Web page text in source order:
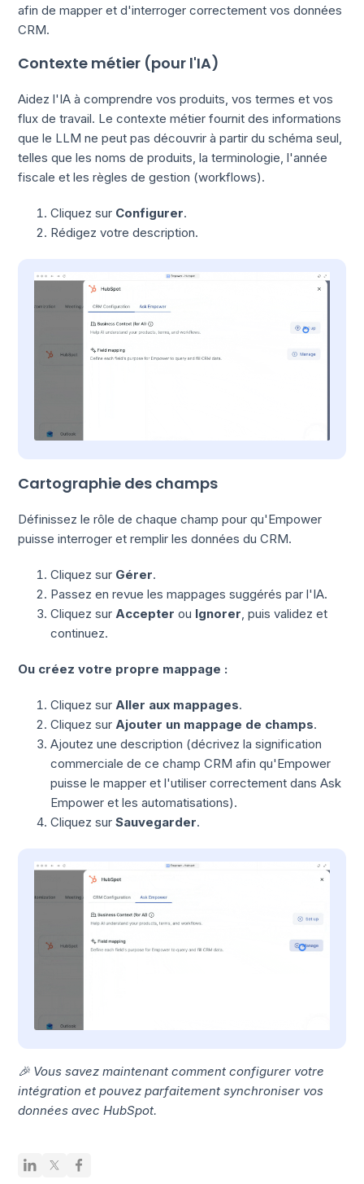
afin de mapper et d'interroger correctement vos données
CRM.
Contexte métier (pour l'IA)
Aidez l'IA à comprendre vos produits, vos termes et vos
flux de travail. Le contexte métier fournit des informations
que le LLM ne peut pas découvrir à partir du schéma seul,
telles que les noms de produits, la terminologie, l'année
fiscale et les règles de gestion (workflows).
Cliquez sur Configurer.
Rédigez votre description.
Cartographie des champs
Définissez le rôle de chaque champ pour qu'Empower
puisse interroger et remplir les données du CRM.
Cliquez sur Gérer.
Passez en revue les mappages suggérés par l'IA.
Cliquez surAccepter ou Ignorer, puis validez et
continuez.
Ou créez votre propre mappage :
Cliquez surAller aux mappages.
Cliquez surAjouter un mappage de champs.
Ajoutez une description (décrivez la signification
commerciale de ce champ CRM afin qu'Empower
puisse le mapper et l'utiliser correctement dans Ask
Empower et les automatisations).
Cliquez surSauvegarder.
🎉 Vous savez maintenant comment configurer votre
intégration et pouvez parfaitement synchroniser vos
données avec HubSpot.